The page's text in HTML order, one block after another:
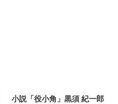
小説「役小角」黒須 紀一郎